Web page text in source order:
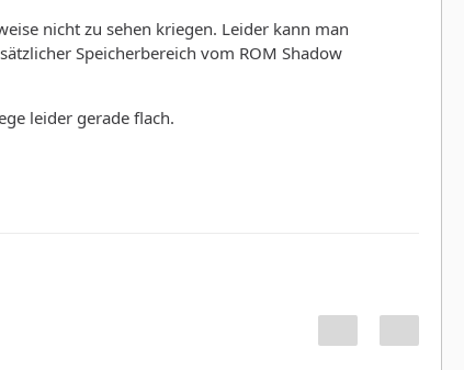
nicht zu sehen kriegen. Leider kann man
Speicherbereich vom ROM Shadow
leider gerade flach.